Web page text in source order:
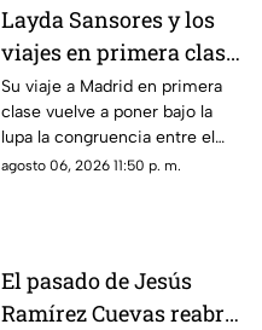
Layda Sansores y los
viajes en primera clase
que reavivan el debate
sobre la austeridad
Su viaje a Madrid en primera
clase vuelve a poner bajo la
lupa la congruencia entre el
discurso de austeridad
agosto 06, 2026 11:50 p. m.
El pasado de Jesús
Ramírez Cuevas reabre